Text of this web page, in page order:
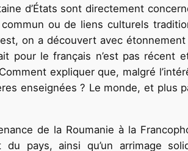
d’États sont directement
commun ou de liens culturels
on a découvert avec
pour le français n’est pas récent
expliquer que, malgré
enseignées ? Le monde, et plus
de la Roumanie à la
du pays, ainsi qu’un arrimage